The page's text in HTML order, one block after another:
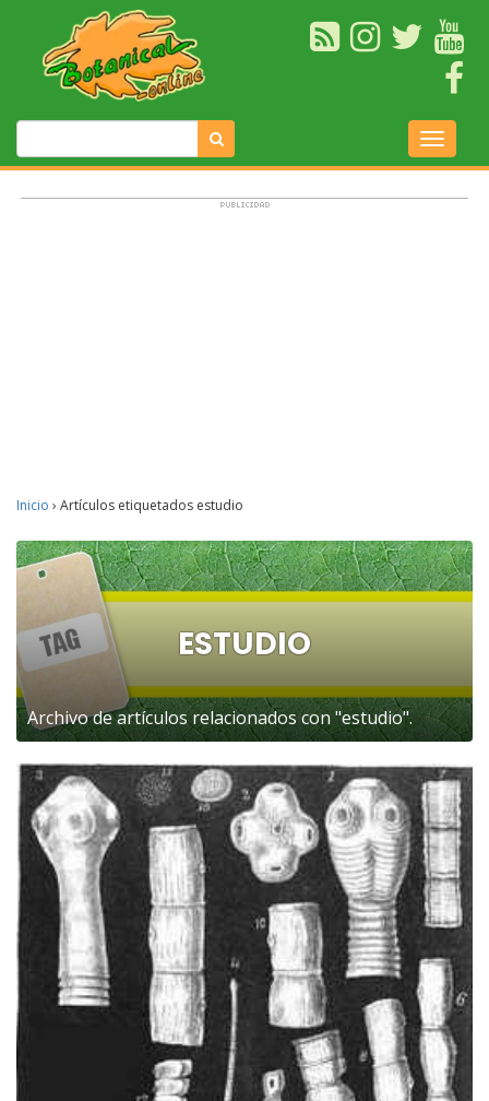
Inicio › Artículos etiquetados estudio
ESTUDIO
Archivo de artículos relacionados con "estudio".